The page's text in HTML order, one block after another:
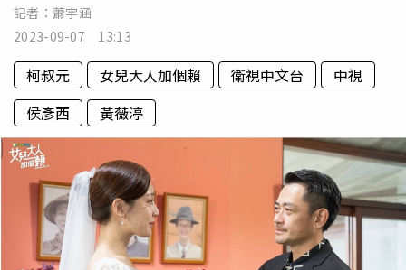
記者： 蕭宇涵
2023-09-07 13:13
柯叔元 女兒大人加個賴 衛視中文台
中視
侯彥西
黃薇渟